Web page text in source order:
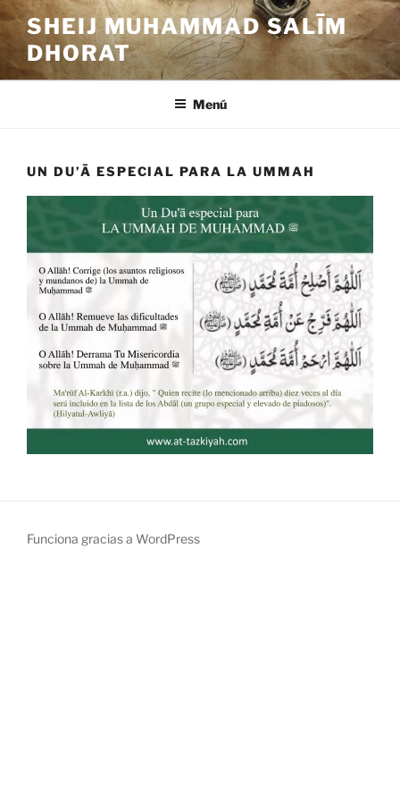
Saltar
al
contenido
SHEIJ MUHAMMAD SALĪM
DHORAT
Menú
UN DU’Ā ESPECIAL PARA LA UMMAH
Funciona gracias a WordPress